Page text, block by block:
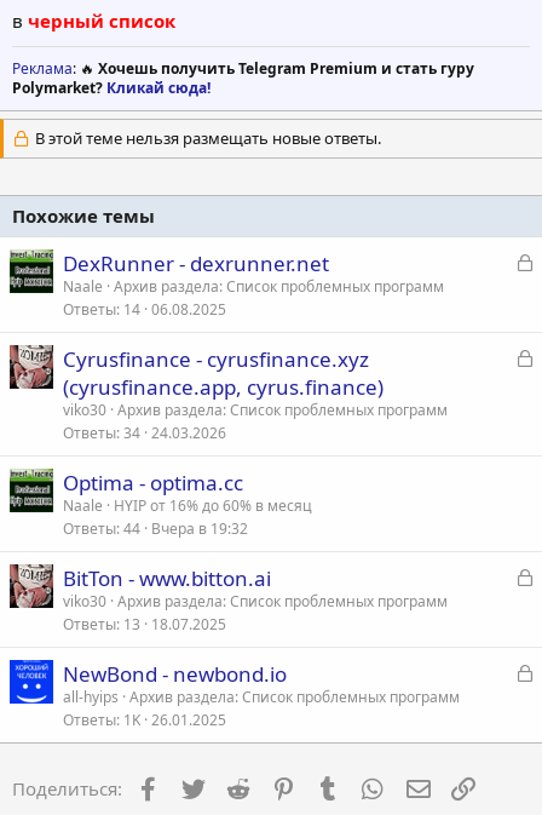
в черный список
Реклама: 🔥 Хочешь получить Telegram Premium и стать гуру
Polymarket? Кликай сюда!
В этой теме нельзя размещать новые ответы.
Похожие темы
З
DexRunner - dexrunner.net
Naale Архив раздела: Список проблемных программ
Ответы 14 06.08.2025
З
Сyrusfinance - cyrusfinance.xyz
(cyrusfinance.app, cyrus.finance)
viko30 Архив раздела: Список проблемных программ
Ответы 34 24.03.2026
Optima - optima.cc
Naale
HYIP от 16% до 60% в месяц
Ответы 44 Вчера в 19:32
З
BitTon - www.bitton.ai
viko30 Архив раздела: Список проблемных программ
Ответы 13 18.07.2025
З
р
NewBond - newbond.io
all-hyips Архив раздела: Список проблемных программ
Ответы 1K 26.01.2025
Поделиться: Facebook
Twitter Reddit PinterestTumblr WhatsApp